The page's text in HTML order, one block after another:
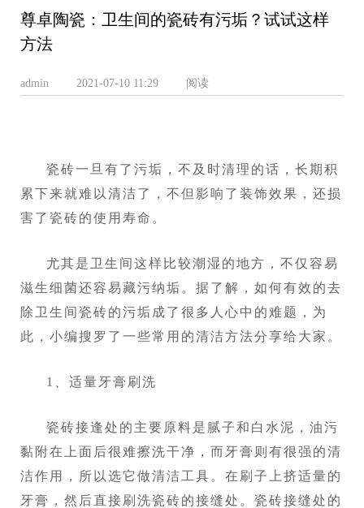
尊卓陶瓷：卫生间的瓷砖有污垢？试试这样
方法
admin 2021-07-10 11:29 阅读
瓷砖一旦有了污垢，不及时清理的话，长期积
累下来就难以清洁了，不但影响了装饰效果，还损
害了瓷砖的使用寿命。
尤其是卫生间这样比较潮湿的地方，不仅容易
滋生细菌还容易藏污纳垢。据了解，如何有效的去
除卫生间瓷砖的污垢成了很多人心中的难题，为
此，小编搜罗了一些常用的清洁方法分享给大家。
1、适量牙膏刷洗
瓷砖接逢处的主要原料是腻子和白水泥，油污
黏附在上面后很难擦洗干净，而牙膏则有很强的清
洁作用，所以选它做清洁工具。在刷子上挤适量的
牙膏，然后直接刷洗瓷砖的接缝处。瓷砖接缝处的